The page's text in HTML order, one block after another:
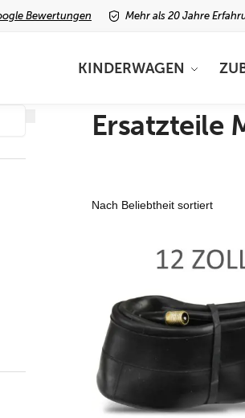
Bewertungen Mehr als 20 Jahre
KINDERWAGEN
Ersatzteile